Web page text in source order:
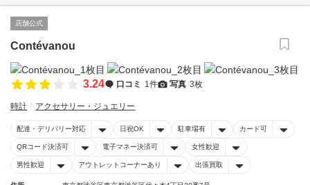
店舗公式
Contévanou
3.24 口コミ 1件 写真 3枚
時計 アクセサリー・ジュエリー
配達・デリバリー対応 日祝OK 駐車場有 カード可
QRコード決済可 電子マネー決済可 女性歓迎
男性歓迎 アウトレットコーナーあり 出張買取